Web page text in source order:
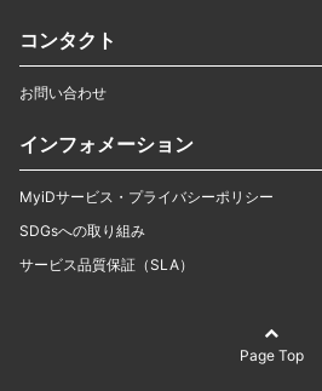
コンタクト
お問い合わせ
インフォメーション
MyiDサービス・プライバシーポリシー
SDGsへの取り組み
サービス品質保証（SLA）
Page Top